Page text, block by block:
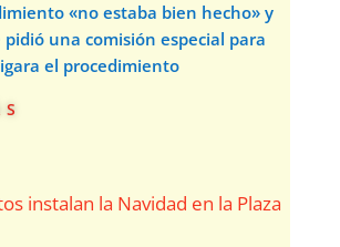
«no estaba bien hecho» y
una comisión especial para
el procedimiento